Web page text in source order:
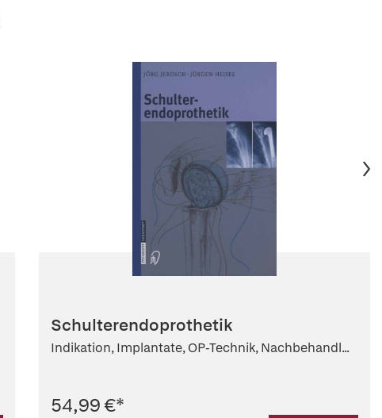
Schulterendoprothetik
Indikation, Implantate, OP-Technik, Nachbehandl...
54,99 €*